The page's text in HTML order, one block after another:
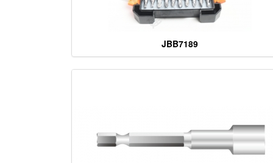
JBB7189